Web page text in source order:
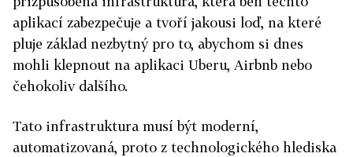
aplikací zabezpečuje a tvoří jakousi loď, na které
pluje základ nezbytný pro to, abychom si dnes
mohli klepnout na aplikaci Uberu, Airbnb nebo
čehokoliv dalšího.
Tato infrastruktura musí být moderní,
automatizovaná, proto z technologického hlediska